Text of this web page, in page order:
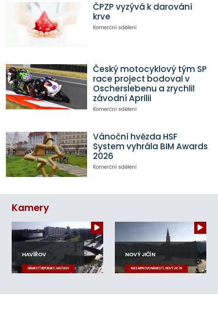
ČPZP vyzývá k darování
krve
Komerční sdělení
Český motocyklový tým SP
race project bodoval v
Oscherslebenu a zrychlil
závodní Aprilii
Komerční sdělení
Vánoční hvězda HSF
System vyhrála BIM Awards
2026
Komerční sdělení
Kamery
HAVÍŘOV
NÁMĚSTÍ REPUBLIKY, HAVÍŘOV
NOVÝ JIČÍN
MASARYKOVO NÁMĚSTÍ, NOVÝ JIČÍN